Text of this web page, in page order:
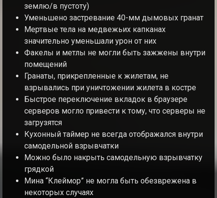
землю/в пустоту)
Уменьшено застревание 40-мм дымовых гранат
Мертвые тела на медвежьих капканах
значительно уменьшали урон от них
Факелы и метлы не могли быть зажжены внутри
помещений
Гранаты, прикрепленные к жилетам, не
взрывались при уничтожении жилета в костре
Быстрое переключение вкладок в браузере
серверов могло привести к тому, что серверы не
загрузятся
Кухонный таймер не всегда отображался внутри
самодельной взрывчатки
Можно было накрыть самодельную взрывчатку
грядкой
Мина “Клеймор” не могла быть обезврежена в
некоторых случаях